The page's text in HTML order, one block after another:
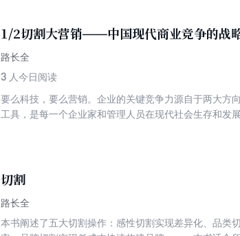
户销售十八招（全新修订版）》没有成交，何谈销售？
硬道理：卖出去；卖上价。本书围绕“成交”这一概念，
处。其目的就在于帮助销售人员切实练好基本功，真正
程中普遍存在的“中场盘带过多，欠缺临门一脚”的问题。
1/2切割大营销——中国现代商业竞争的战
路长全
3 人今日阅读
要么科技，要么营销。企业的关键竞争力源自于两大方
工具，是每一个企业家和管理人员在现代社会生存和发
等在中国产生广泛的影响，是在中国市场展开商业运作的
切割
路长全
本书阐述了五大切割操作：感性切割实现差异化、品类